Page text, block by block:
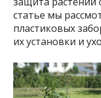
статье мы
пластиковых
их установки и